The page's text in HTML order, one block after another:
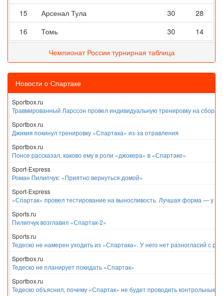
15
Арсенал Тула 30
28
16
Томь 30 14
Чемпионат России турнирная таблица
Новости о Спартаке
Sportbox.ru
Травмированный Ларссон провел индивидуальную тренировку на
Sportbox.ru
Джикия покинул тренировку «Спартака» из-за отравления
Sportbox.ru
Понсе рассказал, каково ему в роли «джокера» в «Спартаке»
Sport-Express
Роман Пилипчук: «Приятно вернуться домой»
Sport-Express
«Спартак» провел тестирование на выносливость. Лучшая форма — у
Sports.ru
Пилипчук возглавил «Спартак-2»
Sports.ru
Тедеско не намерен уходить из «Спартака». У него нет разногласий с
Sportbox.ru
Тедеско не планирует покидать «Спартак»
Sportbox.ru
Тедеско объяснил, почему «Спартак» не будет проводить контрольные